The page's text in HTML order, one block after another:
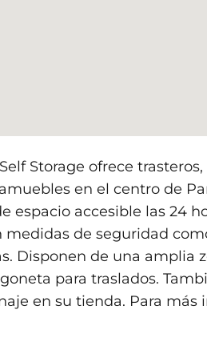
Storage ofrece trasteros,
en el centro de
espacio accesible las 24
medidas de seguridad
Disponen de una amplia
para traslados.
en su tienda. Para más